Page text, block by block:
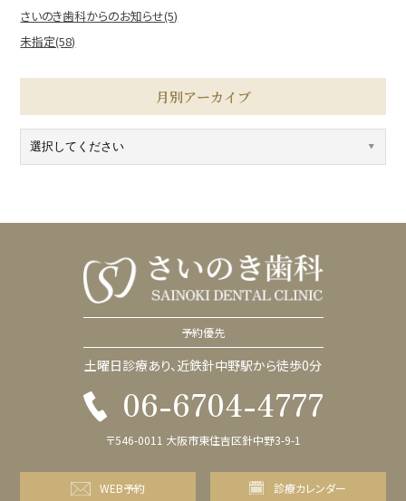
さいのき歯科からのお知らせ(5)
未指定(58)
月別アーカイブ
予約優先
土曜日診療あり、近鉄針中野駅から徒歩0分
06-6704-4777
〒546-0011 大阪市東住吉区針中野3-9-1
WEB予約 診療カレンダー